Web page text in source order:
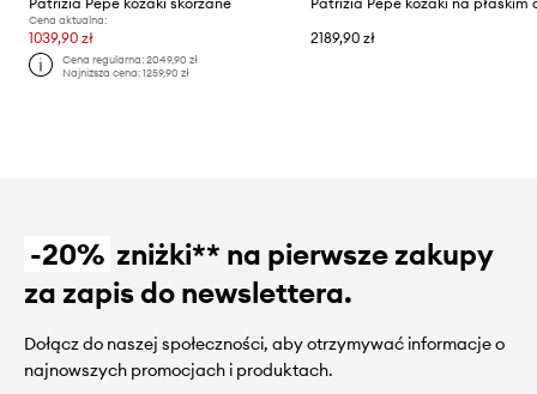
Cena aktualna:
1039,90 zł
Cena regularna:2049,90 zł
Najniższa cena:1259,90 zł
2189,90 zł
-20% zniżki** na pierwsze zakupy
za zapis do newslettera.
Dołącz do naszej społeczności, aby otrzymywać informacje o
najnowszych promocjach i produktach.